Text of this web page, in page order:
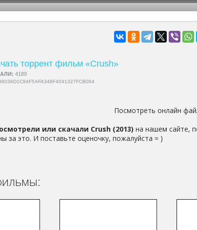
торрент фильм «Crush»
4189
Посмотреть онлайн
или скачали Crush (2013) на нашем сайте,
за это. И поставьте оценочку, пожалуйста = )